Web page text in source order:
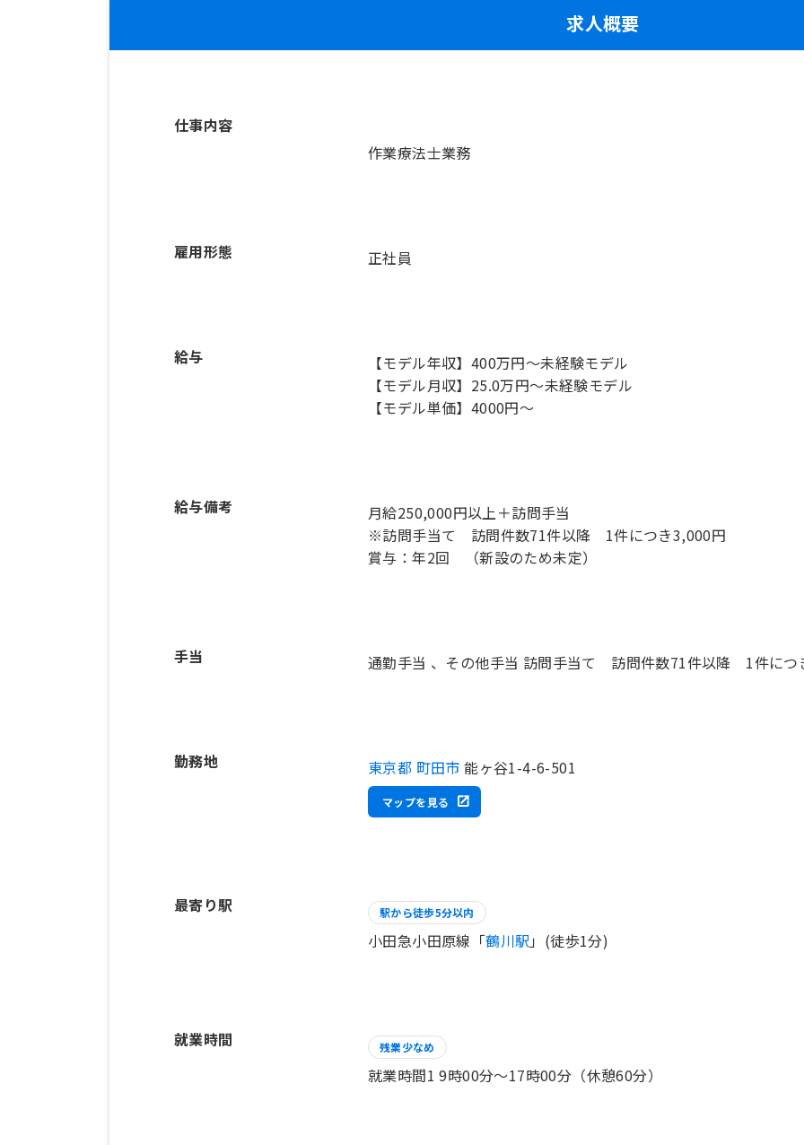
求人概要
仕事内容
作業療法士業務
雇用形態 正社員
給与
【モデル年収】400万円〜未経験モデル
【モデル月収】25.0万円〜未経験モデル
【モデル単価】4000円〜
給与備考
月給250,000円以上＋訪問手当
※訪問手当て 訪問件数71件以降 1件につき3,000円
手当 通勤手当 、その他手当 訪問手当て 訪問件数71件以降 1件につ
勤務地 東京都 町田市 能ヶ谷1-4-6-501
マップを見る
最寄り駅 駅から徒歩5分以内
小田急小田原線「鶴川駅 」(徒歩1分)
就業時間 残業少なめ
就業時間1 9時00分〜17時00分（休憩60分）